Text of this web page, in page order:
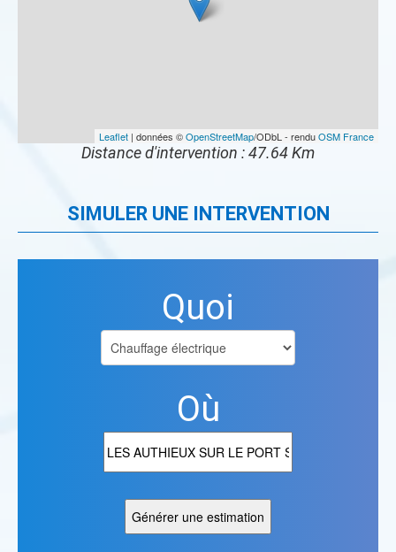
Leaflet | données ©OpenStreetMap/ODbL - renduOSM France
Distance d'intervention : 47.64 Km
SIMULER UNE INTERVENTION
Quoi
Où